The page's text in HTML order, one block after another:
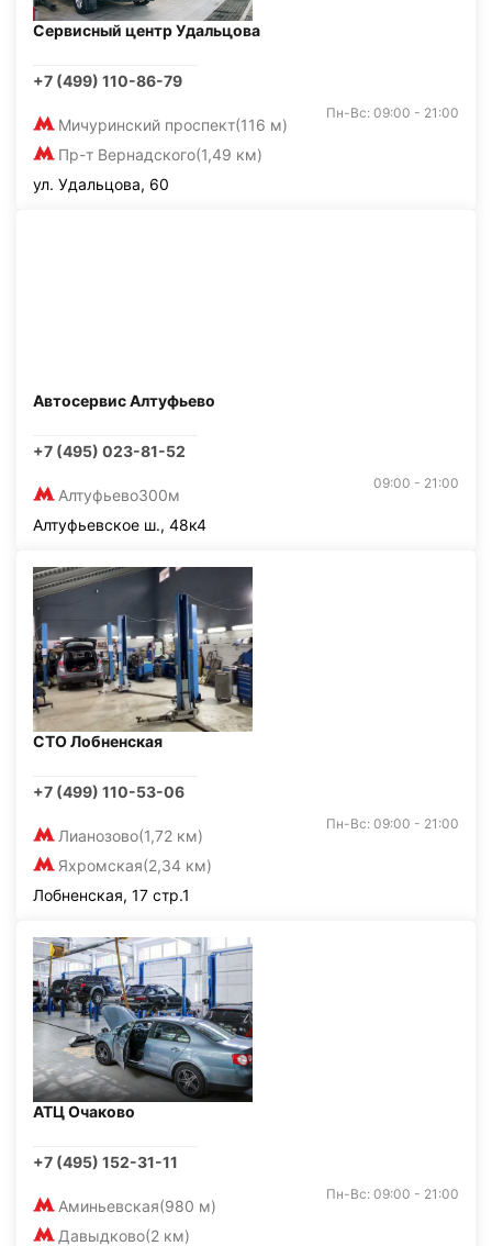
Сервисный центр Удальцова
+7 (499) 110-86-79
Мичуринский проспект(116 м)
Пр-т Вернадского(1,49 км)
Пн-Вс: 09:00 - 21:00
ул. Удальцова, 60
Автосервис Алтуфьево
+7 (495) 023-81-52
Алтуфьево300м
09:00 - 21:00
Алтуфьевское ш., 48к4
СТО Лобненская
+7 (499) 110-53-06
Лианозово(1,72 км)
Яхромская(2,34 км)
Пн-Вс: 09:00 - 21:00
Лобненская, 17 стр.1
АТЦ Очаково
+7 (495) 152-31-11
Аминьевская(980 м)
Давыдково(2 км)
Пн-Вс: 09:00 - 21:00